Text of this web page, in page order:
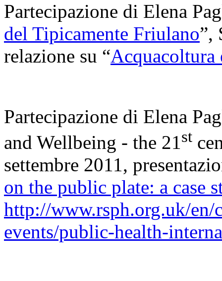
Partecipazione di Elena
del Tipicamente Friulano”,
relazione su “Acquacoltura
Partecipazione di Elena
and Wellbeing ‑ the 21st
settembre 2011,
on the public plate: a case
http://www.rsph.org.uk/en/
events/public-health-